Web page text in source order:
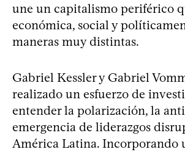
une un capitalismo periférico
económica, social y
maneras muy distintas.
Gabriel Kessler y Gabriel
realizado un esfuerzo de
entender la polarización, la
emergencia de liderazgos
América Latina. Incorporando